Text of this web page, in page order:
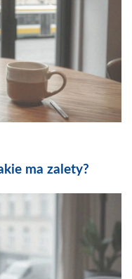
ma zalety?